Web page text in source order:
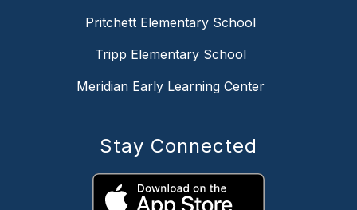
Pritchett Elementary School
Tripp Elementary School
Meridian Early Learning Center
Stay Connected